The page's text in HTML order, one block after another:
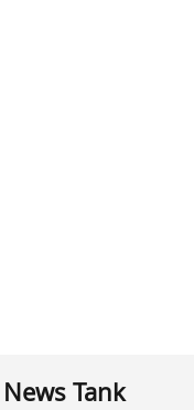
News Tank